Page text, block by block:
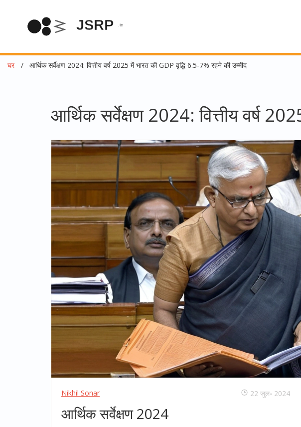
घर आर्थिक सर्वेक्षण 2024: वित्तीय वर्ष 2025 में भारत की GDP वृद्धि 6.5-7% रहने की उम्मीद
आर्थिक सर्वेक्षण 2024: वित्तीय वर्ष
Nikhil Sonar 22 जुल॰ 2024
आर्थिक सर्वेक्षण 2024